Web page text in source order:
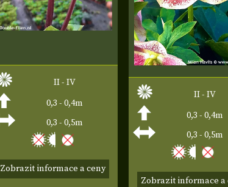
II - IV
0,3 - 0,4m
0,3 - 0,5m
Zobrazit informace a ceny
II - IV
0,3 - 0,4m
0,3 - 0,5m
Zobrazit informace a